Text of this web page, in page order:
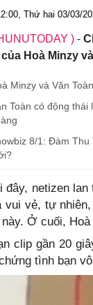
Thứ hai 03/03/
) -
của Hoà Minzy
Minzy và Văn
Toàn có động
8/1: Đàm
đây, netizen
vui vẻ, tự
Ở cuối,
clip gần 20
tình bạn